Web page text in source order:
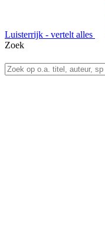
Luisterrijk - vertelt alles
Zoek